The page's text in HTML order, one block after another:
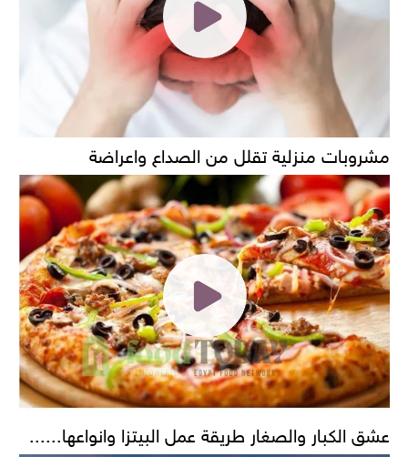
مشروبات منزلية تقلل من الصداع واعراضة
عشق الكبار والصغار طريقة عمل البيتزا وانواعها......